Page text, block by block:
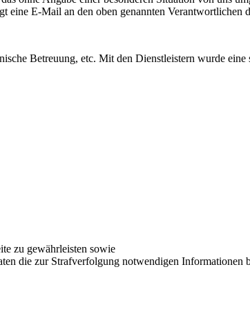
E-Mail an den oben genannten Verantwortlichen
Betreuung, etc. Mit den Dienstleistern wurde eine
zu gewährleisten sowie
die zur Strafverfolgung notwendigen Informationen